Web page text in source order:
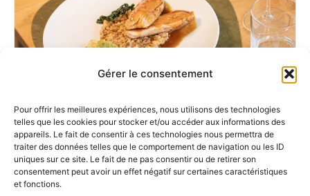
Gérer le consentement
Pour offrir les meilleures expériences, nous utilisons des technologies
telles que les cookies pour stocker et/ou accéder aux informations des
appareils. Le fait de consentir à ces technologies nous permettra de
traiter des données telles que le comportement de navigation ou les ID
uniques sur ce site. Le fait de ne pas consentir ou de retirer son
consentement peut avoir un effet négatif sur certaines caractéristiques
et fonctions.
Partagez vos meilleurs moments
avec nous sur instagram